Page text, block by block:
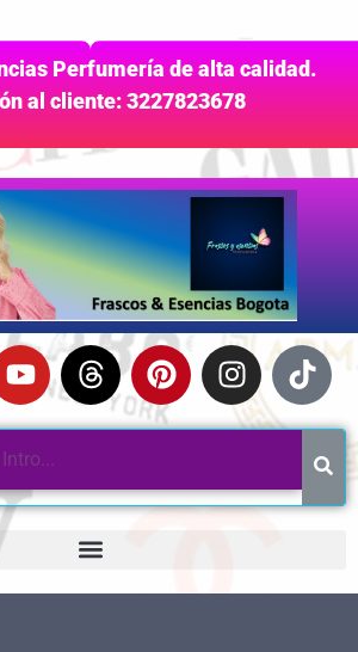
Perfumería de alta calidad.
al cliente: 3227823678